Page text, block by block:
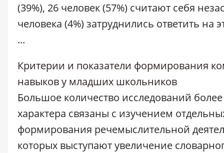
(39%), 26 человек (57%) считают себя
человека (4%) затруднились ответить на
...
Критерии и показатели формирования
навыков у младших школьников
Большое количество исследований
характера связаны с изучением
формирования речемыслительной
которых выступают увеличение